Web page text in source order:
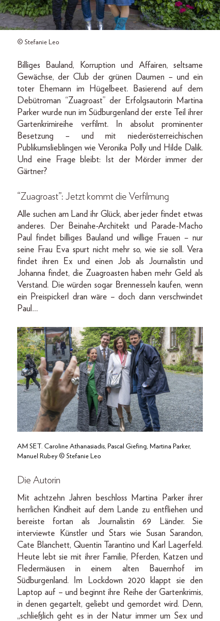
© Stefanie Leo
Billiges Bauland, Korruption und Affairen, seltsame
Gewächse, der Club der grünen Daumen – und ein
toter Ehemann im Hügelbeet. Basierend auf dem
Debütroman “Zuagroast” der Erfolgsautorin Martina
Parker wurde nun im Südburgenland der erste Teil ihrer
Gartenkrimireihe verfilmt. In absolut prominenter
Besetzung – und mit niederösterreichischen
Publikumslieblingen wie Veronika Polly und Hilde Dalik.
Und eine Frage bleibt: Ist der Mörder immer der
Gärtner?
“Zuagroast”: Jetzt kommt die Verfilmung
Alle suchen am Land ihr Glück, aber jeder findet etwas
anderes. Der Beinahe-Architekt und Parade-Macho
Paul findet billiges Bauland und willige Frauen – nur
seine Frau Eva spurt nicht mehr so, wie sie soll. Vera
findet ihren Ex und einen Job als Journalistin und
Johanna findet, die Zuagroasten haben mehr Geld als
Verstand. Die würden sogar Brennesseln kaufen, wenn
ein Preispickerl dran wäre – doch dann verschwindet
Paul…
AM SET. Caroline Athanasiadis, Pascal Giefing, Martina Parker,
Manuel Rubey © Stefanie Leo
Die Autorin
Mit achtzehn Jahren beschloss Martina Parker ihrer
herrlichen Kindheit auf dem Lande zu entfliehen und
bereiste fortan als Journalistin 69 Länder. Sie
interviewte Künstler und Stars wie Susan Sarandon,
Cate Blanchett, Quentin Tarantino und Karl Lagerfeld.
Heute lebt sie mit ihrer Familie, Pferden, Katzen und
Fledermäusen in einem alten Bauernhof im
Südburgenland. Im Lockdown 2020 klappt sie den
Laptop auf – und beginnt ihre Reihe der Gartenkrimis,
in denen gegartelt, geliebt und gemordet wird. Denn,
„schließlich geht es in der Natur immer um Sex und